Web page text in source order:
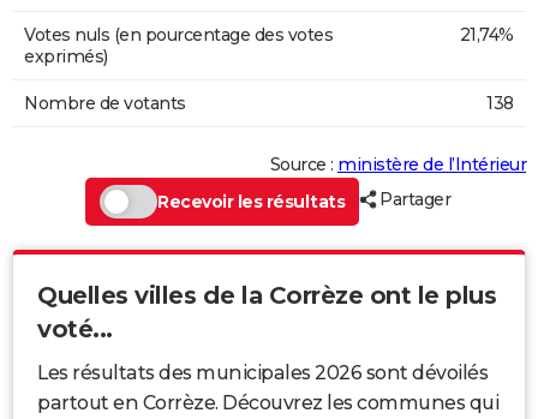
Votes nuls (en pourcentage des votes
exprimés)
21,74%
Nombre de votants 138
Source : ministère de l’Intérieur
Recevoir les résultats
Partager
Quelles villes de la Corrèze ont le plus
voté...
Les résultats des municipales 2026 sont dévoilés
partout en Corrèze. Découvrez les communes qui